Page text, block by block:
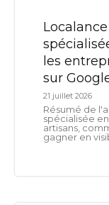
les
sur
21 juillet 2026
Résumé de
spécialisée
artisans,
gagner en